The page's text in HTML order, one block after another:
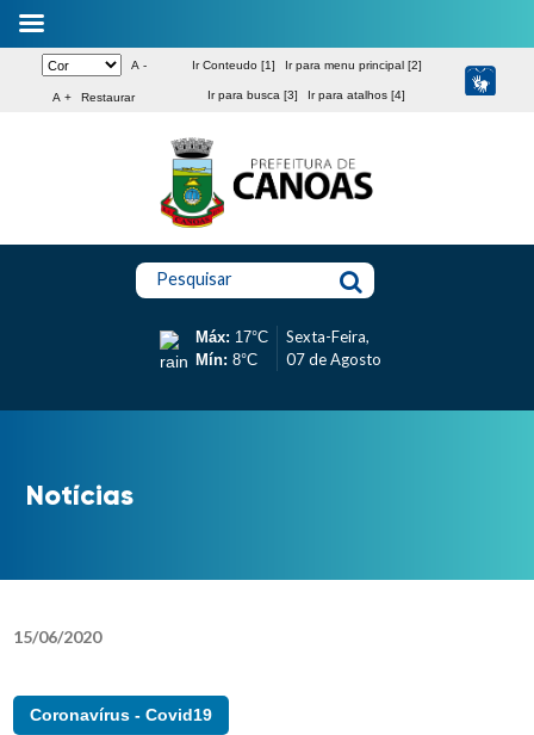
A -
A + Restaurar
Ir Conteudo [1] Ir para menu principal [2]
Ir para busca [3] Ir para atalhos [4]
Pesquisar
Máx: 17°C
Mín: 8°C
Sexta-Feira,
07 de Agosto
Notícias
15/06/2020
Coronavírus - Covid19